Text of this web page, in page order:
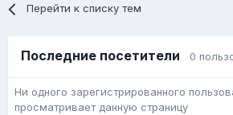
Перейти к списку тем
Последние посетители 0
Ни одного зарегистрированного
просматривает данную страницу